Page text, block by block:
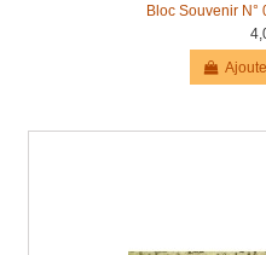
Bloc Souvenir N°